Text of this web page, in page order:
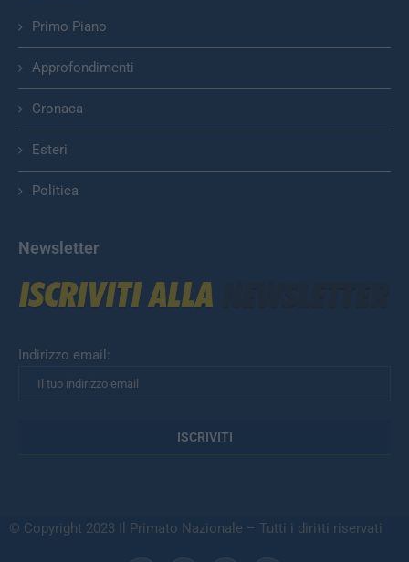
Primo Piano
Approfondimenti
Cronaca
Esteri
Politica
Newsletter
Indirizzo email:
© Copyright 2023 Il Primato Nazionale – Tutti i diritti riservati